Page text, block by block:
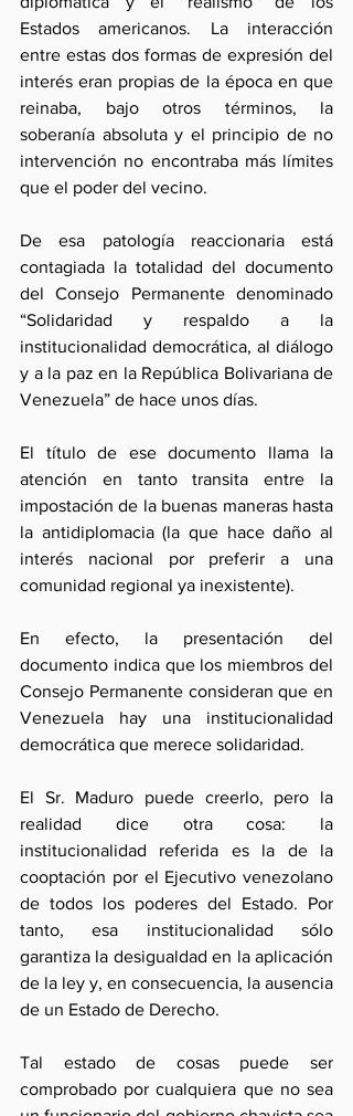
Estados americanos. La interacción
entre estas dos formas de expresión del
interés eran propias de la época en que
reinaba, bajo otros términos, la
soberanía absoluta y el principio de no
intervención no encontraba más límites
que el poder del vecino.
De esa patología reaccionaria está
contagiada la totalidad del documento
del Consejo Permanente denominado
“Solidaridad y respaldo a la
institucionalidad democrática, al diálogo
y a la paz en la República Bolivariana de
Venezuela” de hace unos días.
El título de ese documento llama la
atención en tanto transita entre la
impostación de la buenas maneras hasta
la antidiplomacia (la que hace daño al
interés nacional por preferir a una
comunidad regional ya inexistente).
En efecto, la presentación del
documento indica que los miembros del
Consejo Permanente consideran que en
Venezuela hay una institucionalidad
democrática que merece solidaridad.
El Sr. Maduro puede creerlo, pero la
realidad dice otra cosa: la
institucionalidad referida es la de la
cooptación por el Ejecutivo venezolano
de todos los poderes del Estado. Por
tanto, esa institucionalidad sólo
garantiza la desigualdad en la aplicación
de la ley y, en consecuencia, la ausencia
de un Estado de Derecho.
Tal estado de cosas puede ser
comprobado por cualquiera que no sea